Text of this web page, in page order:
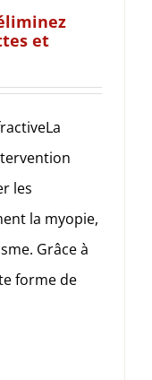
et
les
la myopie,
Grâce à
forme de